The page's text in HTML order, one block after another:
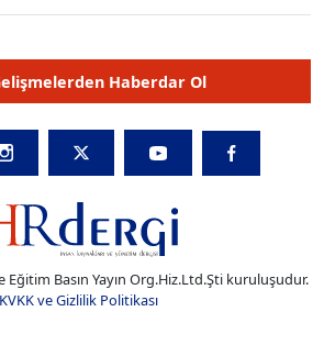
Haberdar Ol
Basın Yayın Org.Hiz.Ltd.Şti kuruluşudur.
KVKK ve Gizlilik Politikası